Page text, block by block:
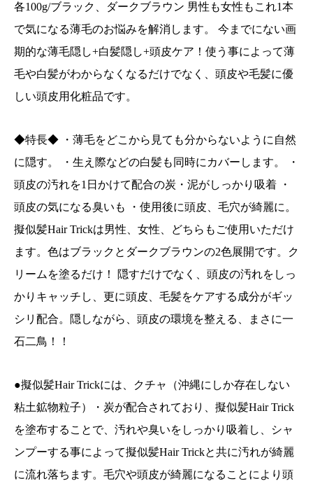
各100g/ブラック、ダークブラウン 男性も女性もこれ1本
で気になる薄毛のお悩みを解消します。 今までにない画
期的な薄毛隠し+白髪隠し+頭皮ケア！使う事によって薄
毛や白髪がわからなくなるだけでなく、頭皮や毛髪に優
しい頭皮用化粧品です。
◆特長◆ ・薄毛をどこから見ても分からないように自然
に隠す。 ・生え際などの白髪も同時にカバーします。 ・
頭皮の汚れを1日かけて配合の炭・泥がしっかり吸着 ・
頭皮の気になる臭いも ・使用後に頭皮、毛穴が綺麗に。
擬似髪Hair Trickは男性、女性、どちらもご使用いただけ
ます。色はブラックとダークブラウンの2色展開です。ク
リームを塗るだけ！ 隠すだけでなく、頭皮の汚れをしっ
かりキャッチし、更に頭皮、毛髪をケアする成分がギッ
シリ配合。隠しながら、頭皮の環境を整える、まさに一
石二鳥！！
●擬似髪Hair Trickには、クチャ（沖縄にしか存在しない
粘土鉱物粒子）・炭が配合されており、擬似髪Hair Trick
を塗布することで、汚れや臭いをしっかり吸着し、シャ
ンプーする事によって擬似髪Hair Trickと共に汚れが綺麗
に流れ落ちます。毛穴や頭皮が綺麗になることにより頭